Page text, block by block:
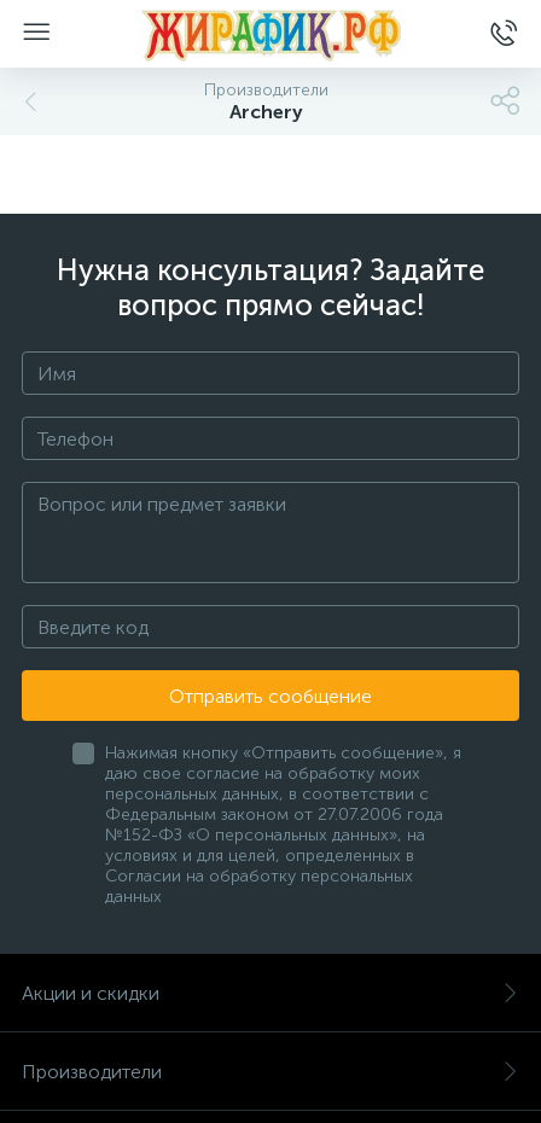
Производители
Archery
Нужна консультация? Задайте
вопрос прямо сейчас!
Отправить сообщение
Нажимая кнопку «Отправить сообщение», я
даю свое согласие на обработку моих
персональных данных, в соответствии с
Федеральным законом от 27.07.2006 года
№152-ФЗ «О персональных данных», на
условиях и для целей, определенных в
Согласии на обработку персональных
данных
Акции и скидки
Производители